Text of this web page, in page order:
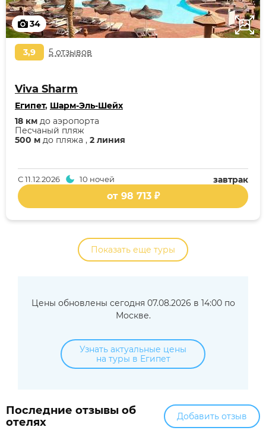
34
3,9 5 отзывов
Viva Sharm
Египет, Шарм-Эль-Шейх
500 м до пляжа , 2 линия
Песчаный пляж
18 км до аэропорта
завтрак
С11.12.2026 10 ночей
от 98 713 ₽
Показать еще туры
Цены обновлены сегодня 07.08.2026 в 14:00 по
Москве.
Узнать актуальные цены
на туры в Египет
Последние отзывы об
отелях
Добавить отзыв